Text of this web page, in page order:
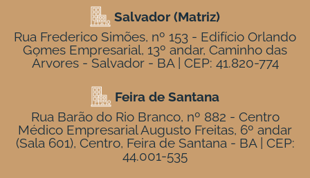
Salvador (Matriz)
Rua Frederico Simões, nº 153 - Edifício Orlando
Gomes Empresarial, 13º andar, Caminho das
Árvores - Salvador - BA | CEP: 41.820-774
Feira de Santana
Rua Barão do Rio Branco, nº 882 - Centro
Médico Empresarial Augusto Freitas, 6º andar
(Sala 601), Centro, Feira de Santana - BA | CEP:
44.001-535